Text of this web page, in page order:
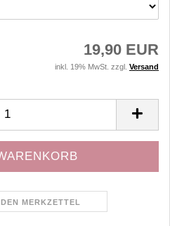
19,90 EUR
inkl. 19% MwSt. zzgl. Versand
MERKZETTEL